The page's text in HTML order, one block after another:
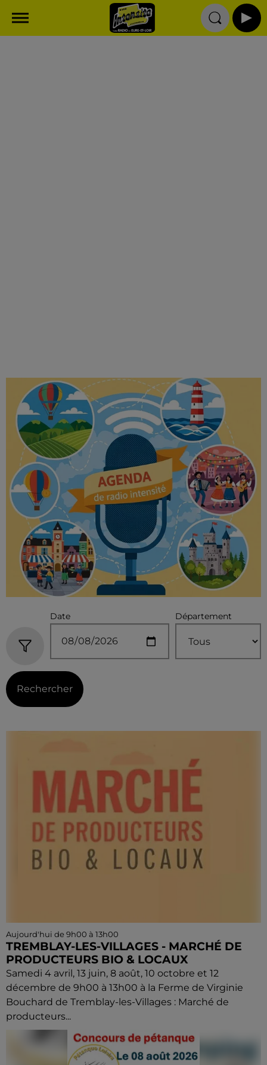
Date Département
Rechercher
Aujourd'hui de 9h00 à 13h00
TREMBLAY-LES-VILLAGES - MARCHÉ DE
PRODUCTEURS BIO & LOCAUX
Samedi 4 avril, 13 juin, 8 août, 10 octobre et 12
décembre de 9h00 à 13h00 à la Ferme de Virginie
Bouchard de Tremblay-les-Villages : Marché de
producteurs...